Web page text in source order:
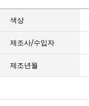
색상
제조사/수입자
제조년월